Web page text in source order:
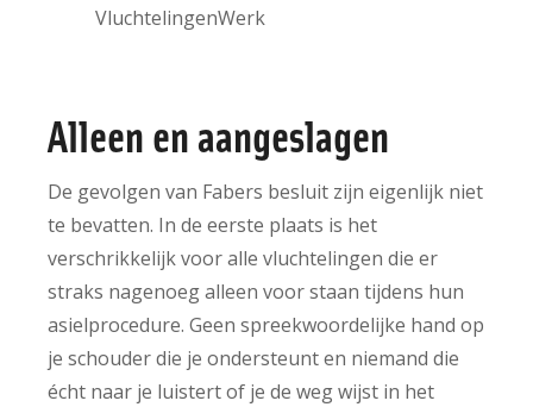
VluchtelingenWerk
Alleen en aangeslagen
De gevolgen van Fabers besluit zijn eigenlijk niet
te bevatten. In de eerste plaats is het
verschrikkelijk voor alle vluchtelingen die er
straks nagenoeg alleen voor staan tijdens hun
asielprocedure. Geen spreekwoordelijke hand op
je schouder die je ondersteunt en niemand die
écht naar je luistert of je de weg wijst in het